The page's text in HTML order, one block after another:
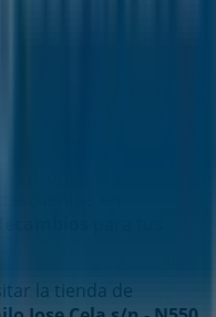
actualizada
los horarios de apertura,
exacta de la tienda
Km 82
de
promociones más
en
la tienda de